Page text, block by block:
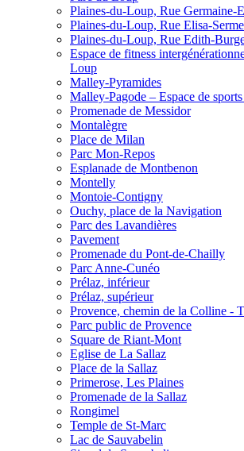
Plaines-du-Loup, Rue Germaine-
Plaines-du-Loup, Rue Elisa-
Plaines-du-Loup, Rue Edith-
Espace de fitness
Loup
Malley-Pyramides
Malley-Pagode – Espace de
Promenade de Messidor
Montalègre
Place de Milan
Parc Mon-Repos
Esplanade de Montbenon
Montelly
Montoie-Contigny
Ouchy, place de la Navigation
Parc des Lavandières
Pavement
Promenade du Pont-de-Chailly
Parc Anne-Cunéo
Prélaz, inférieur
Prélaz, supérieur
Provence, chemin de la Colline -
Parc public de Provence
Square de Riant-Mont
Eglise de La Sallaz
Place de la Sallaz
Primerose, Les Plaines
Promenade de la Sallaz
Rongimel
Temple de St-Marc
Lac de Sauvabelin